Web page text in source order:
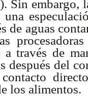
Sin embargo,
de aguas
a través de
después del
los alimentos.